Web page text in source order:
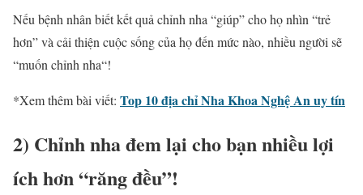
Nếu bệnh nhân biết kết quả chỉnh nha “giúp” cho họ nhìn “trẻ
hơn” và cải thiện cuộc sống của họ đến mức nào, nhiều người sẽ
“muốn chỉnh nha“!
*Xem thêm bài viết: Top 10 địa chỉ Nha Khoa Nghệ An uy tín
2) Chỉnh nhađem lại cho bạn nhiều lợi
ích hơn “răng đều”!